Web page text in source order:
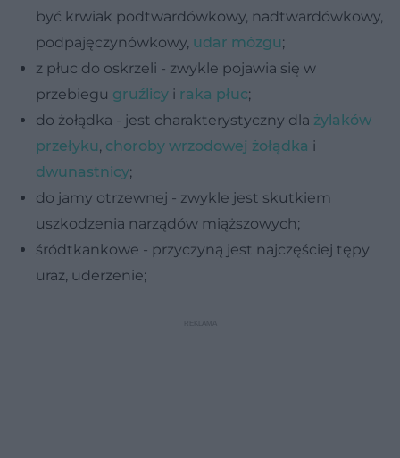
być krwiak podtwardówkowy, nadtwardówkowy,
podpajęczynówkowy, udar mózgu;
z płuc do oskrzeli - zwykle pojawia się w
przebiegu gruźlicy i raka płuc;
do żołądka - jest charakterystyczny dla żylaków
przełyku, choroby wrzodowej żołądka i
dwunastnicy;
do jamy otrzewnej - zwykle jest skutkiem
uszkodzenia narządów miąższowych;
śródtkankowe - przyczyną jest najczęściej tępy
uraz, uderzenie;